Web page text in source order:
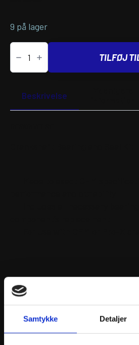
Samtykke Detaljer
9 på lager
PROX
CRANKSHAFT
BEARING
AND
antal
TILFØJ
Beskrivelse
Includes Bearings only.
ANDRE